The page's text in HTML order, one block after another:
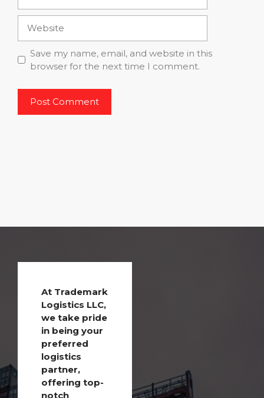
Save my name, email, and website in this
browser for the next time I comment.
At Trademark
Logistics LLC,
we take pride
in being your
preferred
logistics
partner,
offering top-
notch